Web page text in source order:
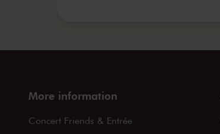
More information
Concert Friends & Entrée